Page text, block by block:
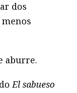
dos
aburre.
El sabueso